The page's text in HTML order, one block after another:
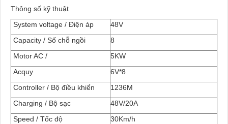
Thông số kỹ thuật
System voltage / Điện áp
48V
Capacity / Số chỗ ngồi
8
Motor AC /
5KW
Acquy
6V*8
Controller / Bộ điều khiển
1236M
Charging / Bộ sạc
48V/20A
Speed / Tốc độ
30Km/h